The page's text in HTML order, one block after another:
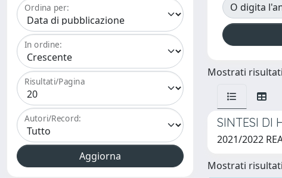
Ordina per:
In ordine:
Risultati/Pagina
Autori/Record:
O digita
Mostrati
SINTESI DI
2021/2022
Mostrati